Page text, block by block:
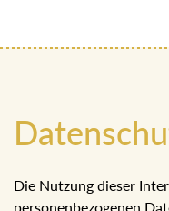
Die Nutzung dieser
personenbezogenen